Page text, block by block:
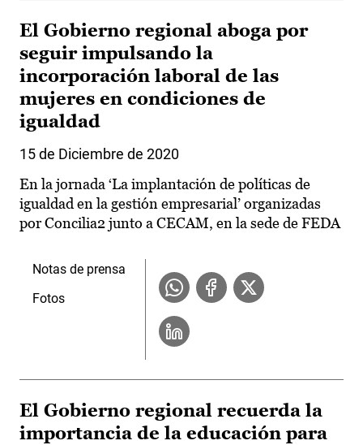
El Gobierno regional aboga por
seguir impulsando la
incorporación laboral de las
mujeres en condiciones de
igualdad
15 de Diciembre de 2020
En la jornada ‘La implantación de políticas de
igualdad en la gestión empresarial’ organizadas
por Concilia2 junto a CECAM, en la sede de FEDA
Notas de prensa
Fotos
El Gobierno regional recuerda la
importancia de la educación para